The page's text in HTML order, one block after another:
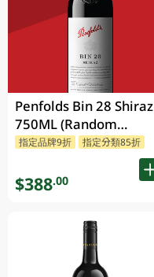
Penfolds Bin 28 Shiraz
750ML (Random
Packaging)
指定品牌9折 指定分類85折
$388.00